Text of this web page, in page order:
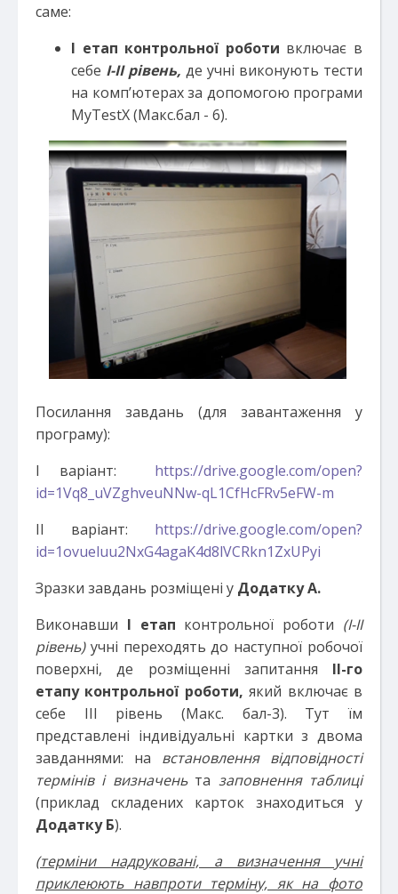
саме:
І етап контрольної роботи включає в
себе І-ІІ рівень, де учні виконують тести
на комп’ютерах за допомогою програми
MyTestX (Макс.бал - 6).
Посилання завдань (для завантаження у
програму):
І варіант: https://drive.google.com/open?
id=1Vq8_uVZghveuNNw-qL1CfHcFRv5eFW-m
ІІ варіант: https://drive.google.com/open?
id=1ovueluu2NxG4agaK4d8lVCRkn1ZxUPyi
Зразки завдань розміщені у Додатку А.
Виконавши І етап контрольної роботи (І-ІІ
рівень) учні переходять до наступної робочої
поверхні, де розміщенні запитання ІІ-го
етапу контрольної роботи,який включає в
себе ІІІ рівень (Макс. бал-3). Тут їм
представлені індивідуальні картки з двома
завданнями: на встановлення відповідності
термінів і визначеньта заповнення таблиці
(приклад складених карток знаходиться у
Додатку Б).
(терміни надруковані, а визначення учні
приклеюють навпроти терміну, як на фото